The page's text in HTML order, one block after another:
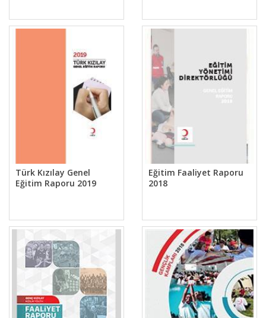
Türk Kızılay Genel
Eğitim Raporu 2019
Eğitim Faaliyet Raporu
2018